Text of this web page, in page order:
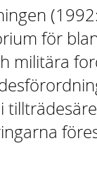
för
militära